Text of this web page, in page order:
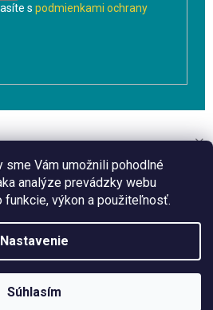
sme Vám umožnili pohodlné
analýze prevádzky webu
výkon a použiteľnosť.
Nastavenie
Súhlasím
s podmienkami ochrany
Vytvoril Shoptet
. Všetky práva vyhradené.